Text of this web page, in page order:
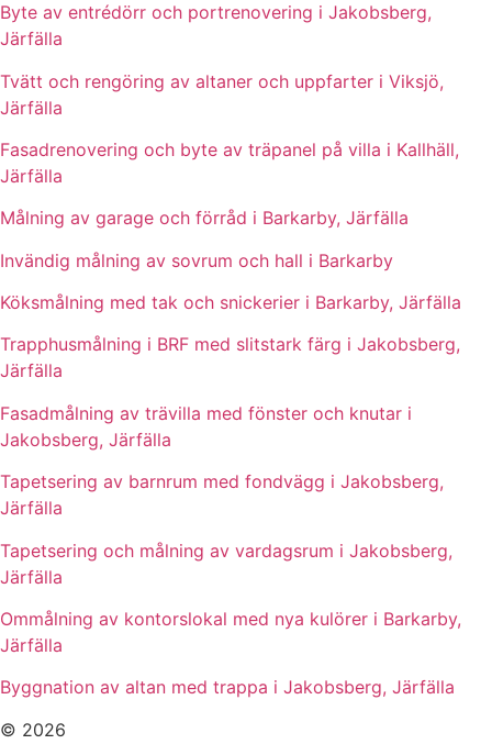
Byte av entrédörr och portrenovering i Jakobsberg,
Järfälla
Tvätt och rengöring av altaner och uppfarter i Viksjö,
Järfälla
Fasadrenovering och byte av träpanel på villa i Kallhäll,
Järfälla
Målning av garage och förråd i Barkarby, Järfälla
Invändig målning av sovrum och hall i Barkarby
Köksmålning med tak och snickerier i Barkarby, Järfälla
Trapphusmålning i BRF med slitstark färg i Jakobsberg,
Järfälla
Fasadmålning av trävilla med fönster och knutar i
Jakobsberg, Järfälla
Tapetsering av barnrum med fondvägg i Jakobsberg,
Järfälla
Tapetsering och målning av vardagsrum i Jakobsberg,
Järfälla
Ommålning av kontorslokal med nya kulörer i Barkarby,
Järfälla
Byggnation av altan med trappa i Jakobsberg, Järfälla
© 2026